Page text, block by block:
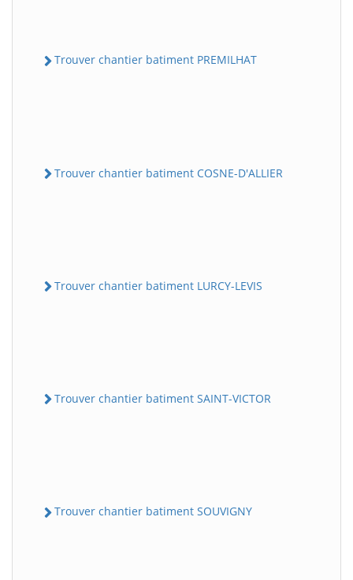
Trouver chantier batiment PREMILHAT
Trouver chantier batiment COSNE-D'ALLIER
Trouver chantier batiment LURCY-LEVIS
Trouver chantier batiment SAINT-VICTOR
Trouver chantier batiment SOUVIGNY